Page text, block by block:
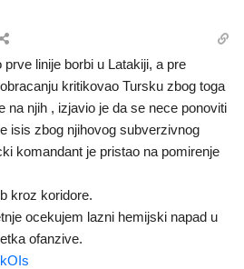
linije borbi u Latakiji, a pre
kritikovao Tursku zbog toga
na njih , izjavio je da se nece ponoviti
isis zbog njihovog subverzivnog
komandant je pristao na pomirenje
kroz koridore.
ocekujem lazni hemijski napad u
ofanzive.